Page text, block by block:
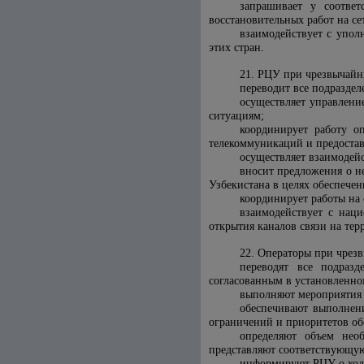
запрашивает у
восстановительных работ на
взаимодействует с
этих стран.
21. РЦУ при
переводит все
осуществляет
ситуациям;
координирует работу
телекоммуникаций и
осуществляет
вносит предложения о
Узбекистана в целях
координирует работы
взаимодействует с
открытия каналов связи на
22. Операторы при
переводят все
согласованным в
выполняют мероприятия
обеспечивают
ограничений и приоритетов
определяют объем
представляют